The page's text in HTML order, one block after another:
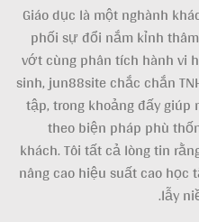
Giáo dục là một nghành
phối sự đổi nắm kỉnh
vớt cùng phân tích hành vi
sinh, jun88site chắc chắn
tập, trong khoảng đấy
theo biện pháp phù
khách. Tôi tất cả lòng tin
nâng cao hiệu suất cao
lẫy